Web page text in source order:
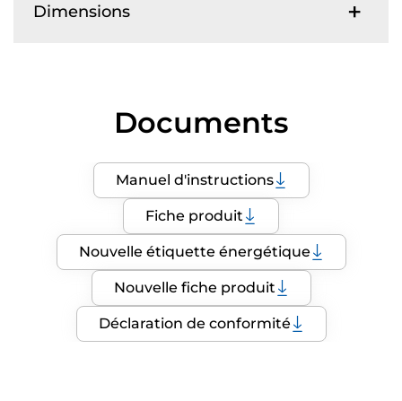
Dimensions
Documents
Manuel d'instructions
Fiche produit
Nouvelle étiquette énergétique
Nouvelle fiche produit
Déclaration de conformité